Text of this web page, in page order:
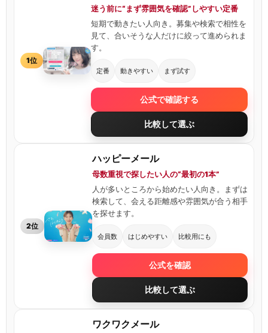
1位
迷う前に“まず雰囲気を確認”しやすい定番
短期で動きたい人向き。募集や検索で相性を
見て、合いそうな人だけに絞って進められま
す。
定番 動きやすい まず試す
公式で確認する
比較して選ぶ
2位
ハッピーメール
母数重視で探したい人の“最初の1本”
人が多いところから始めたい人向き。まずは
検索して、会える距離感や雰囲気が合う相手
を探せます。
会員数 はじめやすい 比較用にも
公式を確認
比較して選ぶ
ワクワクメール